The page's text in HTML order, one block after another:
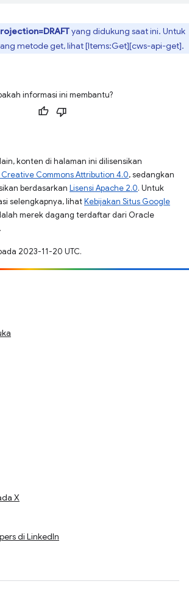
yang didukung saat ini. Untuk
metode get, lihat [Items:Get][cws-api-get].
informasi ini membantu?
konten di halaman ini dilisensikan
Creative Commons Attribution 4.0, sedangkan
berdasarkan Lisensi Apache 2.0. Untuk
selengkapnya, lihatKebijakan Situs Google
merek dagang terdaftar dari Oracle
2023-11-20 UTC.
X
di LinkedIn